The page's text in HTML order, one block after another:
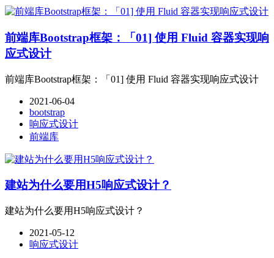
前端库Bootstrap框架：「01] 使用 Fluid 容器实现响
应式设计
前端库Bootstrap框架：「01] 使用 Fluid 容器实现响应式设计
2021-06-04
bootstrap
响应式设计
前端库
建站为什么要用H5响应式设计？
建站为什么要用H5响应式设计？
2021-05-12
响应式设计